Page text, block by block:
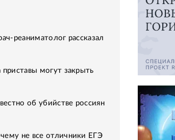
реаниматолог рассказал
могут закрыть
об убийстве россиян
не все отличники ЕГЭ